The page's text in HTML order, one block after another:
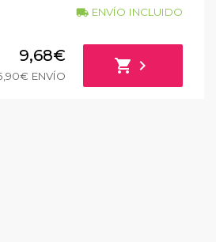
local_shipping ENVÍO INCLUIDO
9,68€
ENVÍO
shopping_cart chevron_right